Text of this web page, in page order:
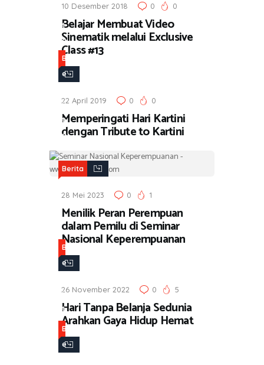
i
t
a
10 Desember 2018 0 0
Belajar Membuat Video
Sinematik melalui Exclusive
Class #13
B
e
i
t
a
22 April 2019 0 0
Memperingati Hari Kartini
dengan Tribute to Kartini
Berita
28 Mei 2023 0 1
Menilik Peran Perempuan
dalam Pemilu di Seminar
Nasional Keperempuanan
B
e
i
t
a
26 November 2022 0 5
Hari Tanpa Belanja Sedunia
Arahkan Gaya Hidup Hemat
B
e